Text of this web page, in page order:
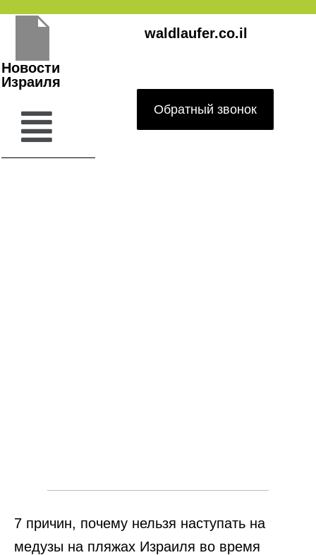
Перейти
содержимому
waldlaufer.co.il
Новости
Израиля
Обратный звонок
7 причин, почему нельзя наступать на
медузы на пляжах Израиля во время